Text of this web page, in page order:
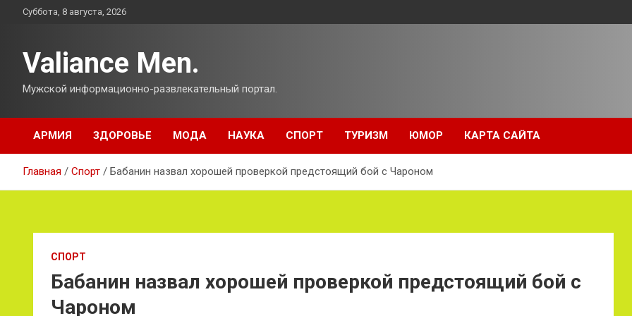
ПерейтиСуббота, 8 августа, 2026
Valiance Men.
Мужской информационно-развлекательный портал.
АРМИЯ ЗДОРОВЬЕ МОДА НАУКА СПОРТ ТУРИЗМ ЮМОР КАРТА САЙТА
Главная Спорт Бабанин назвал хорошей проверкой предстоящий бой с Чароном
СПОРТ
Бабанин назвал хорошей проверкой предстоящий бой с
Чароном